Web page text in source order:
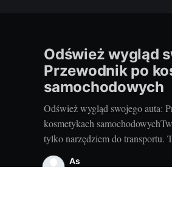
Odśwież wygląd
Przewodnik po
samochodowych
Odśwież wygląd swojego auta:
kosmetykach
tylko narzędziem do transportu.
osobowości i pasji do
pojazdu jest więc równie
As